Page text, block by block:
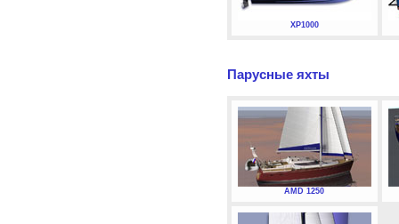
XP1000
Парусные яхты
AMD 1250